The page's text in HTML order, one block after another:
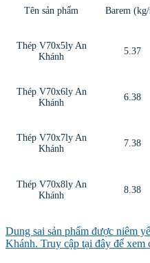
Tên sản phẩm Barem
Thép V70x5ly An
Khánh
5.37
Thép V70x6ly An
Khánh
6.38
Thép V70x7ly An
Khánh
7.38
Thép V70x8ly An
Khánh
8.38
Dung sai sản phẩm được niêm
Khánh. Truy cập tại đây để xem